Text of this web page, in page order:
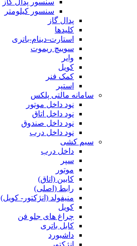
سنسور کیلومتر
پدال گاز
کلیدها
استارت-دینام-باتری
سوییچ ریموت
وایر
کویل
کمک فنر
استپر
سامانه مالتی پلکس
نود داخل موتور
نود داخل اتاق
نود داخل صندوق
نود داخل درب
سیم کشی
داخل درب
سپر
موتور
کابین (اتاق)
رابط (اصلی)
منیفولد (انژکتور- کویل)
کویل
چراغ های جلو فن
کابل باتری
داشبورد
انژکتور